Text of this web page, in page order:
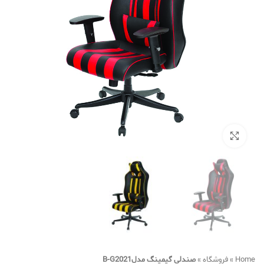
Home
»فروشگاه»صندلی گیمینگ مدلB-G2021